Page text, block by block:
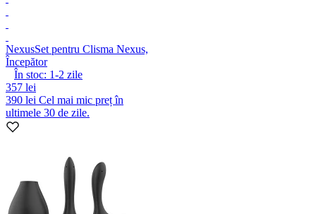
NexusSet pentru Clisma Nexus,
Începător
În stoc: 1-2 zile
357 lei
390 lei Cel mai mic preț în
ultimele 30 de zile.